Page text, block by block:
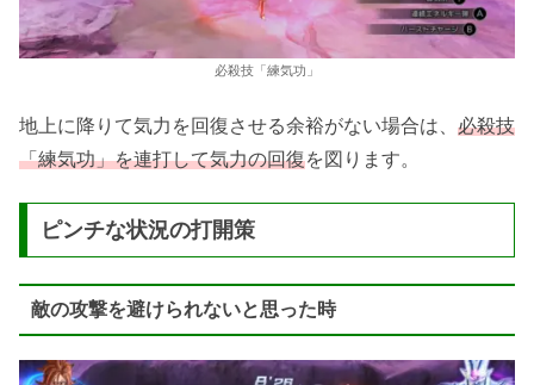
必殺技「練気功」
地上に降りて気力を回復させる余裕がない場合は、 必殺技
「練気功」を連打して気力の回復を図ります。
ピンチな状況の打開策
敵の攻撃を避けられないと思った時